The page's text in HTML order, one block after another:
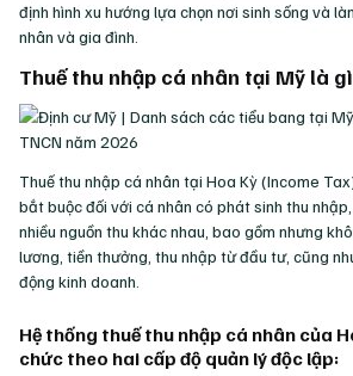
định hình xu hướng lựa chọn nơi sinh sống và
nhân và gia đình.
Thuế thu nhập cá nhân tại Mỹ là
Thuế thu nhập cá nhân tại Hoa Kỳ (Income
bắt buộc đối với cá nhân có phát sinh thu
nhiều nguồn thu khác nhau, bao gồm nhưng
lương, tiền thưởng, thu nhập từ đầu tư, cũng
động kinh doanh.
Hệ thống thuế thu nhập cá nhân của
chức theo hai cấp độ quản lý độc lập: